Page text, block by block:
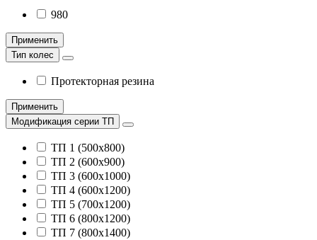
980
Применить
Тип колес
Протекторная резина
Применить
Модификация серии ТП
ТП 1 (500х800)
ТП 2 (600х900)
ТП 3 (600х1000)
ТП 4 (600х1200)
ТП 5 (700х1200)
ТП 6 (800х1200)
ТП 7 (800х1400)